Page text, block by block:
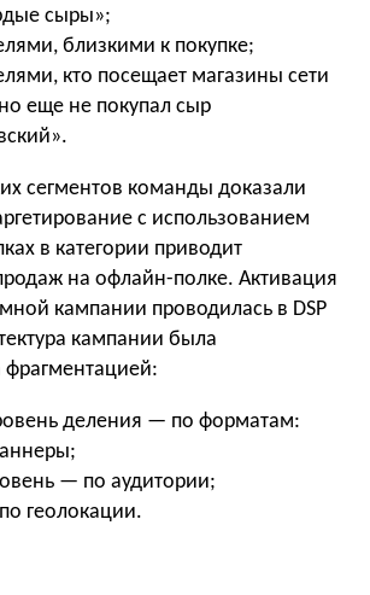
сыры»;
близкими к покупке;
кто посещает магазины сети
еще не покупал сыр
сегментов команды доказали
с использованием
в категории приводит
на офлайн-полке. Активация
кампании проводилась в DSP
кампании была
фрагментацией:
деления — по форматам:
— по аудитории;
геолокации.